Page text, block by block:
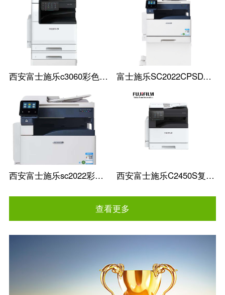
西安富士施乐c3060彩色复印机 富士施乐SC2022CPSDA A3彩色复印机
西安富士施乐sc2022彩色复印机批发 西安富士施乐C2450S复印机A3A4办公一体
查看更多